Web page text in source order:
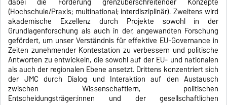
(Hochschule/Praxis; multinational; interdisziplinär). Zweitens wird
akademische Exzellenz durch Projekte sowohl in der
Grundlagenforschung als auch in der, angewandten Forschung
gefördert, um unser Verständnis für effektive EU-Governance in
Zeiten zunehmender Kontestation zu verbessern und politische
Antworten zu entwickeln, die sowohl auf der EU- und nationalen
als auch der regionalen Ebene ansetzt. Drittens konzentriert sich
der JMC durch Dialog und Interaktion auf den Austausch
zwischen Wissenschaftlern, politischen
Entscheidungsträger:innen und der gesellschaftlichen